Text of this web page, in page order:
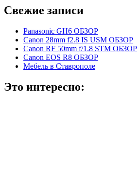
Свежие записи
Panasonic GH6 ОБЗОР
Canon 28mm f2.8 IS USM ОБЗОР
Canon RF 50mm f/1.8 STM ОБЗОР
Canon EOS R8 ОБЗОР
Мебель в Ставрополе
Это интересно: